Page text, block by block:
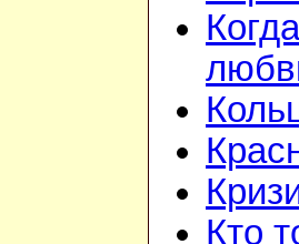
Кто